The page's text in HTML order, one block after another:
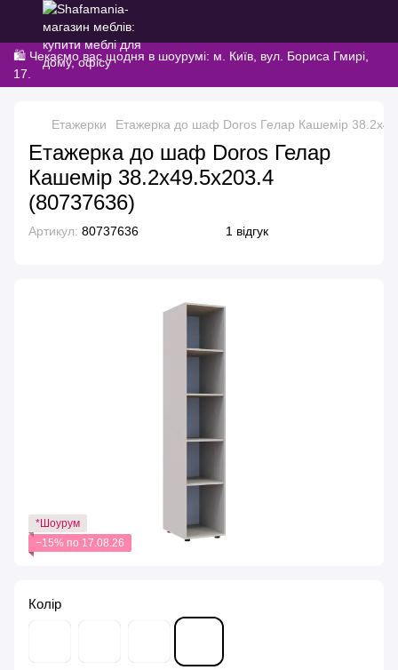
🛍️ Чекаємо вас щодня в шоурумі: м. Київ, вул. Бориса Гмирі,
17.
Етажерки Етажерка до шаф Doros Гелар Кашемір
Етажерка до шаф Doros Гелар
Кашемір 38.2х49.5х203.4
(80737636)
Артикул: 80737636 1 відгук
*Шоурум
−15% по 17.08.26
Колір